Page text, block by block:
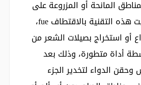
المانحة أو المزروعة على
حد سواء، وقد دعيت هذه التقنية بالاقتطاف fue،
أو استخراج بصيلات الشعر من
أداة متطورة، وذلك بعد
الدواء لتخدير الجزء